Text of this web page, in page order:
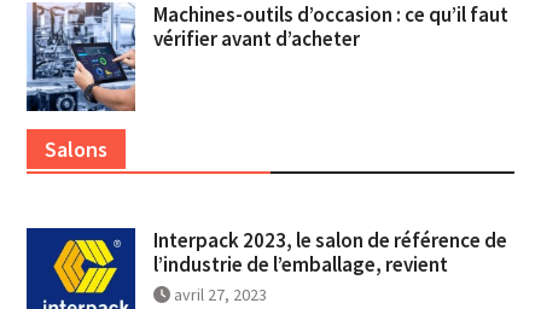
Machines-outils d’occasion : ce qu’il faut
vérifier avant d’acheter
Salons
Interpack 2023, le salon de référence de
l’industrie de l’emballage, revient
avril 27, 2023